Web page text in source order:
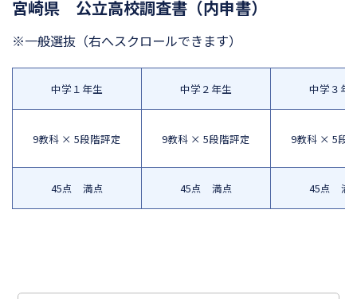
宮崎県 公立高校調査書（内申書）
※一般選抜 （右へスクロールできます）
中学１年生
9教科 × 5段階評定
45点 満点
中学２年生
9教科 × 5段階評定
45点 満点
中学３年
9教科 × 5段
45点 満